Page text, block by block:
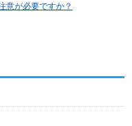
意が必要ですか？